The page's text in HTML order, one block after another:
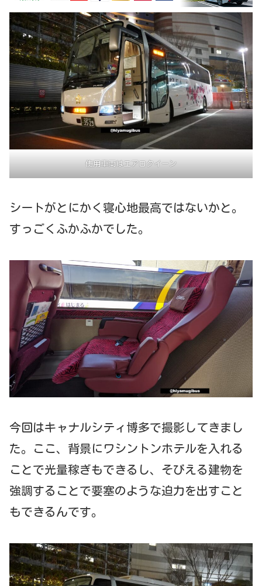
使用車両はエアロクイーン
シートがとにかく寝心地最高ではないかと。
すっごくふかふかでした。
今回はキャナルシティ博多で撮影してきまし
た。ここ、背景にワシントンホテルを入れる
ことで光量稼ぎもできるし、そびえる建物を
強調することで要塞のような迫力を出すこと
もできるんです。